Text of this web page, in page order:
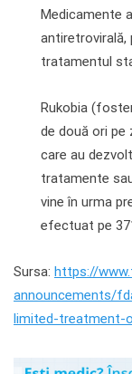
Medicamente
antiretrovirală,
tratamentul
Rukobia
de două ori pe
care au
tratamente
vine în urma
efectuat pe
Sursa: https://
announcements/
limited-treatment-